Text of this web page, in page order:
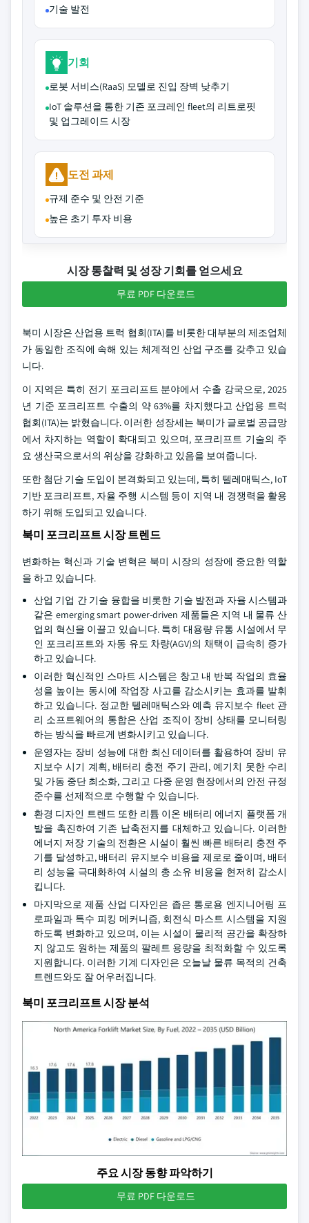
기술 발전
기회
로봇 서비스(RaaS) 모델로 진입 장벽 낮추기
IoT 솔루션을 통한 기존 포크레인 fleet의 리트로핏
및 업그레이드 시장
도전 과제
규제 준수 및 안전 기준
높은 초기 투자 비용
시장 통찰력 및 성장 기회를 얻으세요
무료 PDF 다운로드
북미 시장은 산업용 트럭 협회(ITA)를 비롯한 대부분의 제조업체
가 동일한 조직에 속해 있는 체계적인 산업 구조를 갖추고 있습
니다.
이 지역은 특히 전기 포크리프트 분야에서 수출 강국으로, 2025
년 기준 포크리프트 수출의 약 63%를 차지했다고 산업용 트럭
협회(ITA)는 밝혔습니다. 이러한 성장세는 북미가 글로벌 공급망
에서 차지하는 역할이 확대되고 있으며, 포크리프트 기술의 주
요 생산국으로서의 위상을 강화하고 있음을 보여줍니다.
또한 첨단 기술 도입이 본격화되고 있는데, 특히 텔레매틱스, IoT
기반 포크리프트, 자율 주행 시스템 등이 지역 내 경쟁력을 활용
하기 위해 도입되고 있습니다.
북미 포크리프트 시장 트렌드
변화하는 혁신과 기술 변혁은 북미 시장의 성장에 중요한 역할
을 하고 있습니다.
산업 기업 간 기술 융합을 비롯한 기술 발전과 자율 시스템과
같은 emerging smart power-driven 제품들은 지역 내 물류 산
업의 혁신을 이끌고 있습니다. 특히 대용량 유통 시설에서 무
인 포크리프트와 자동 유도 차량(AGV)의 채택이 급속히 증가
하고 있습니다.
이러한 혁신적인 스마트 시스템은 창고 내 반복 작업의 효율
성을 높이는 동시에 작업장 사고를 감소시키는 효과를 발휘
하고 있습니다. 정교한 텔레매틱스와 예측 유지보수 fleet 관
리 소프트웨어의 통합은 산업 조직이 장비 상태를 모니터링
하는 방식을 빠르게 변화시키고 있습니다.
운영자는 장비 성능에 대한 최신 데이터를 활용하여 장비 유
지보수 시기 계획, 배터리 충전 주기 관리, 예기치 못한 수리
및 가동 중단 최소화, 그리고 다중 운영 현장에서의 안전 규정
준수를 선제적으로 수행할 수 있습니다.
환경 디자인 트렌드 또한 리튬 이온 배터리 에너지 플랫폼 개
발을 촉진하여 기존 납축전지를 대체하고 있습니다. 이러한
에너지 저장 기술의 전환은 시설이 훨씬 빠른 배터리 충전 주
기를 달성하고, 배터리 유지보수 비용을 제로로 줄이며, 배터
리 성능을 극대화하여 시설의 총 소유 비용을 현저히 감소시
킵니다.
마지막으로 제품 산업 디자인은 좁은 통로용 엔지니어링 프
로파일과 특수 피킹 메커니즘, 회전식 마스트 시스템을 지원
하도록 변화하고 있으며, 이는 시설이 물리적 공간을 확장하
지 않고도 원하는 제품의 팔레트 용량을 최적화할 수 있도록
지원합니다. 이러한 기계 디자인은 오늘날 물류 목적의 건축
트렌드와도 잘 어우러집니다.
북미 포크리프트 시장 분석
주요 시장 동향 파악하기
무료 PDF 다운로드